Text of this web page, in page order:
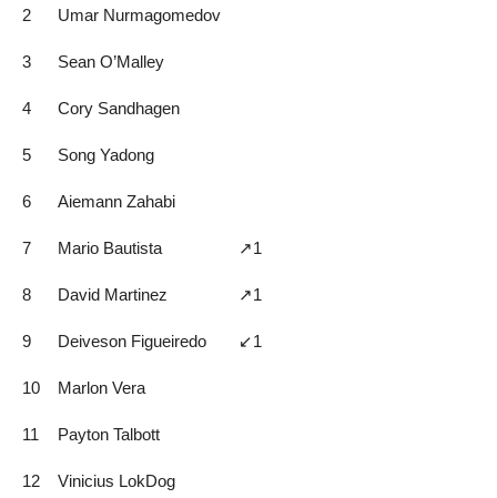
2 Umar Nurmagomedov
3 Sean O’Malley
4 Cory Sandhagen
5 Song Yadong
6 Aiemann Zahabi
7 Mario Bautista ↗️1
8 David Martinez ↗️1
9 Deiveson Figueiredo ↙️1
10 Marlon Vera
11 Payton Talbott
12 Vinicius LokDog